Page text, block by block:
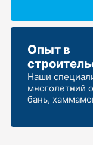
Опыт в
Наши
многолетний
бань,